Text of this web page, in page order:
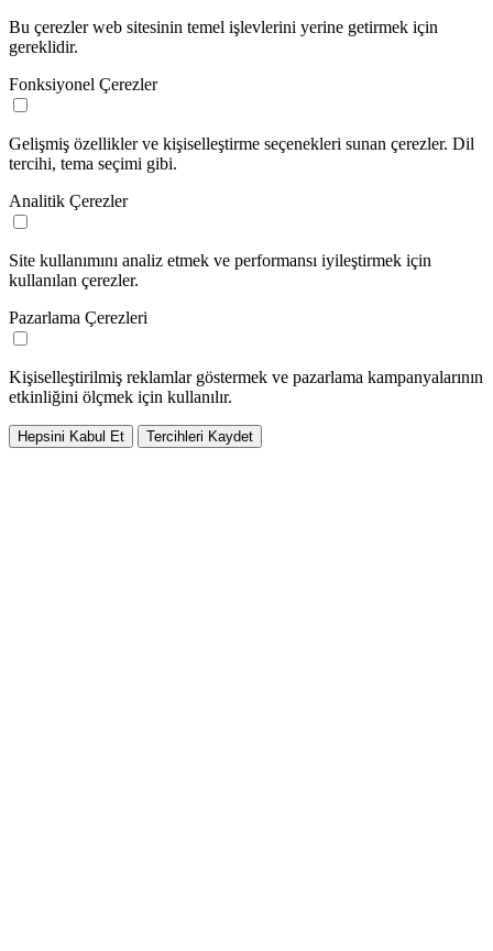
Bu çerezler web sitesinin temel işlevlerini yerine getirmek için
gereklidir.
Fonksiyonel Çerezler
Gelişmiş özellikler ve kişiselleştirme seçenekleri sunan çerezler. Dil
tercihi, tema seçimi gibi.
Analitik Çerezler
Site kullanımını analiz etmek ve performansı iyileştirmek için
kullanılan çerezler.
Pazarlama Çerezleri
Kişiselleştirilmiş reklamlar göstermek ve pazarlama kampanyalarının
etkinliğini ölçmek için kullanılır.
Hepsini Kabul Et Tercihleri Kaydet